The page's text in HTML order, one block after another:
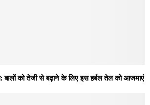
बालों को तेजी से बढ़ाने के लिए इस हर्बल तेल को आजमाएं